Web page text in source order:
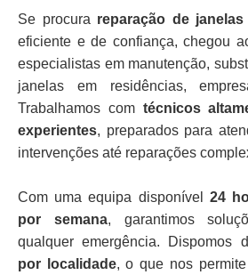
Se procura reparação de janelas
eficiente e de confiança, chegou
especialistas em manutenção,
janelas em residências,
Trabalhamos com técnicos
experientes, preparados para
intervenções até reparações
Com uma equipa disponível 24
por semana, garantimos
qualquer emergência. Dispomos
por localidade, o que nos